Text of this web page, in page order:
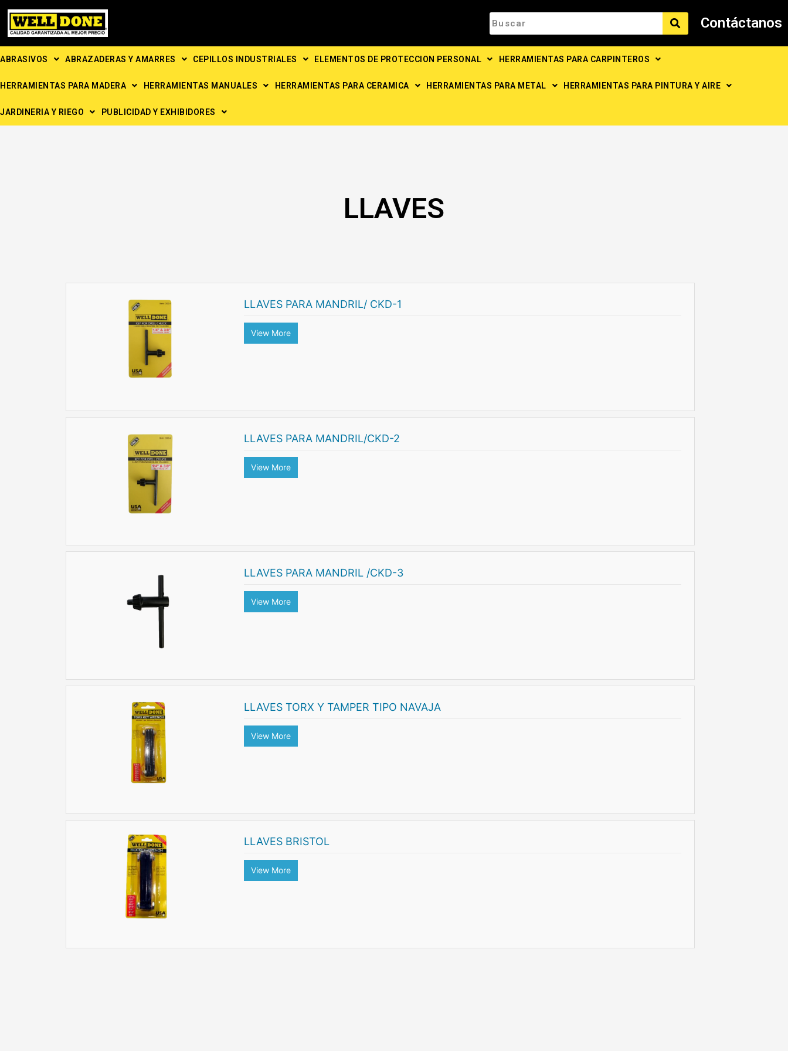
contenido
Contáctanos
ABRASIVOS ABRAZADERAS Y AMARRES CEPILLOS INDUSTRIALES ELEMENTOS DE PROTECCION PERSONAL HERRAMIENTAS PARA CARPINTEROS
HERRAMIENTAS PARA MADERA HERRAMIENTAS MANUALES HERRAMIENTAS PARA CERAMICA HERRAMIENTAS PARA METAL HERRAMIENTAS PARA PINTURA Y AIRE
JARDINERIA Y RIEGO PUBLICIDAD Y EXHIBIDORES
LLAVES
LLAVES PARA MANDRIL/ CKD-1
View More
LLAVES PARA MANDRIL/CKD-2
View More
LLAVES PARA MANDRIL /CKD-3
View More
LLAVES TORX Y TAMPER TIPO NAVAJA
View More
LLAVES BRISTOL
View More